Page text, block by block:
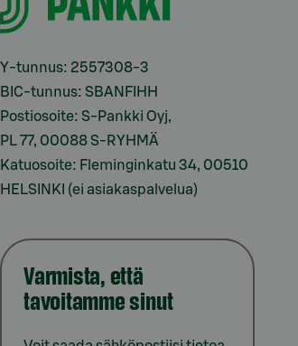
Y-tunnus: 2557308-3
BIC-tunnus: SBANFIHH
Postiosoite: S-Pankki Oyj,
PL 77, 00088 S-RYHMÄ
Katuosoite: Fleminginkatu 34, 00510
HELSINKI (ei asiakaspalvelua)
Varmista, että
tavoitamme sinut